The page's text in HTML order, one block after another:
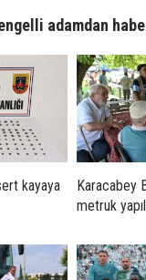
adamdan
kayaya
Karacabey
metruk